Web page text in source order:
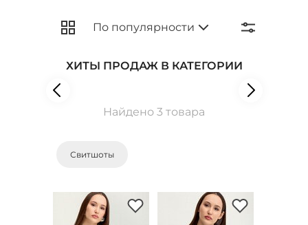
ХИТЫ ПРОДАЖ В КАТЕГОРИИ
Найдено 3 товара
Свитшоты